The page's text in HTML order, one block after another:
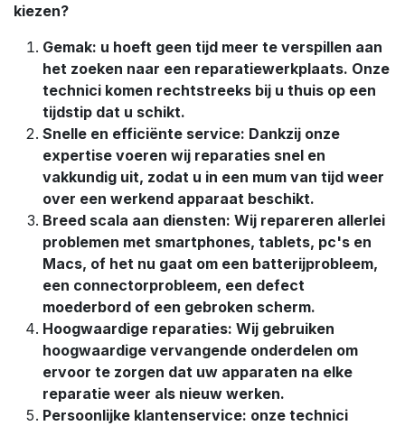
kiezen?
Gemak: u hoeft geen tijd meer te verspillen aan
het zoeken naar een reparatiewerkplaats. Onze
technici komen rechtstreeks bij u thuis op een
tijdstip dat u schikt.
Snelle en efficiënte service: Dankzij onze
expertise voeren wij reparaties snel en
vakkundig uit, zodat u in een mum van tijd weer
over een werkend apparaat beschikt.
Breed scala aan diensten: Wij repareren allerlei
problemen met smartphones, tablets, pc's en
Macs, of het nu gaat om een batterijprobleem,
een connectorprobleem, een defect
moederbord of een gebroken scherm.
Hoogwaardige reparaties: Wij gebruiken
hoogwaardige vervangende onderdelen om
ervoor te zorgen dat uw apparaten na elke
reparatie weer als nieuw werken.
Persoonlijke klantenservice: onze technici